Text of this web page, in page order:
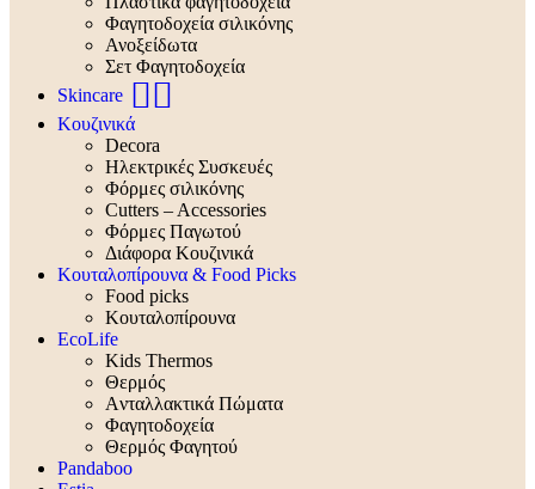
Φαγητοδοχεία σιλικόνης
Ανοξείδωτα
Σετ Φαγητοδοχεία
Skincare 🧖‍♀️
Κουζινικά
Decora
Ηλεκτρικές Συσκευές
Φόρμες σιλικόνης
Cutters – Accessories
Φόρμες Παγωτού
Διάφορα Κουζινικά
Κουταλοπίρουνα & Food Picks
Food picks
Κουταλοπίρουνα
EcoLife
Kids Thermos
Θερμός
Aνταλλακτικά Πώματα
Φαγητοδοχεία
Θερμός Φαγητού
Pandaboo